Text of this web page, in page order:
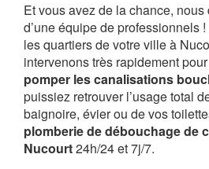
Et vous avez de la chance,
d’une équipe de professionnels
les quartiers de votre ville à
intervenons très rapidement pour
pomper les canalisations
puissiez retrouver l’usage total
baignoire, évier ou de vos
plomberie de débouchage de
Nucourt24h/24 et 7j/7.